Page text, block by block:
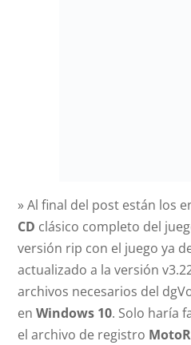
» Al final del post están los
CD clásico completo del
versión rip con el juego ya
actualizado a la versión
archivos necesarios del
enWindows 10. Solo haría
el archivo de registro